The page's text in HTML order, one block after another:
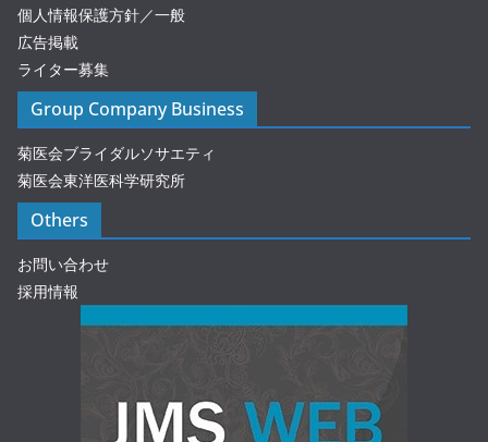
個人情報保護方針／一般
広告掲載
ライター募集
Group Company Business
菊医会ブライダルソサエティ
菊医会東洋医科学研究所
Others
お問い合わせ
採用情報